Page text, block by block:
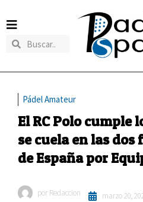
Pádel Amateur
El RC Polo cumple
se cuela en las dos
de España por
por Redaccion marzo 20,